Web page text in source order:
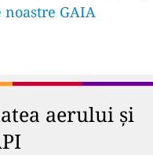
GAIA
aerului și